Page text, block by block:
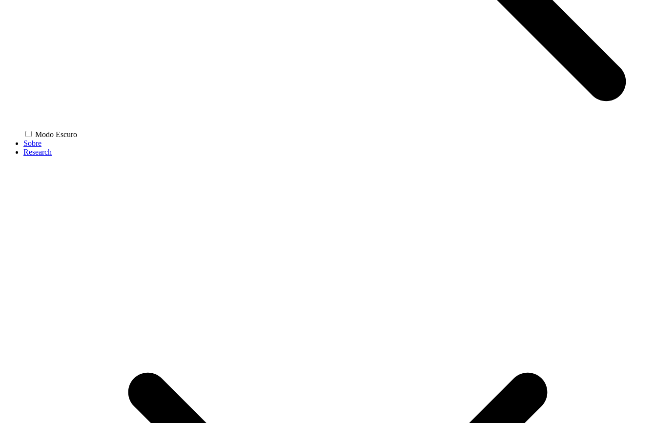
Modo Escuro
Sobre
Research